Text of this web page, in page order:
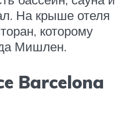
На крыше отеля
которому
Мишлен.
Barcelona